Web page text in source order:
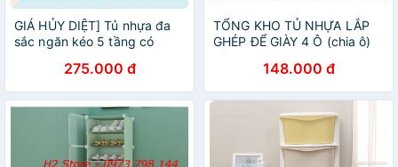
GIÁ HỦY DIỆT] Tủ nhựa đa
sắc ngăn kéo 5 tầng có
275.000 đ
TỔNG KHO TỦ NHỰA LẮP
GHÉP ĐỂ GIÀY 4 Ô (chia ô)
148.000 đ